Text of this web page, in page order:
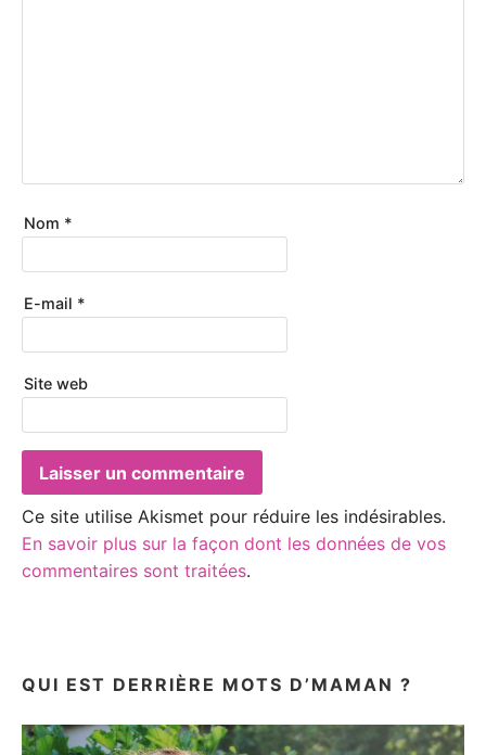
Nom *
E-mail *
Site web
Ce site utilise Akismet pour réduire les indésirables.
En savoir plus sur la façon dont les données de vos
commentaires sont traitées.
QUI EST DERRIÈRE MOTS D’MAMAN ?